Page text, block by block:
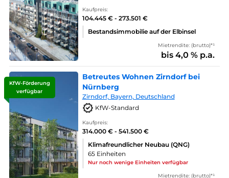
Kaufpreis:
104.445 € - 273.501 €
Bestandsimmobilie auf der Elbinsel
Mietrendite: (brutto)*¹
bis 4,0 % p.a.
KfW-Förderung
verfügbar
Betreutes Wohnen Zirndorf bei
Nürnberg
Zirndorf, Bayern, Deutschland
KfW-Standard
Kaufpreis:
314.000 € - 541.500 €
Klimafreundlicher Neubau (QNG)
65 Einheiten
Nur noch wenige Einheiten verfügbar
Mietrendite: (brutto)*¹